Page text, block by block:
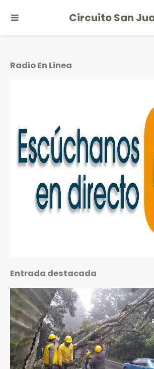
Circuito San
Radio En Linea
Entrada destacada